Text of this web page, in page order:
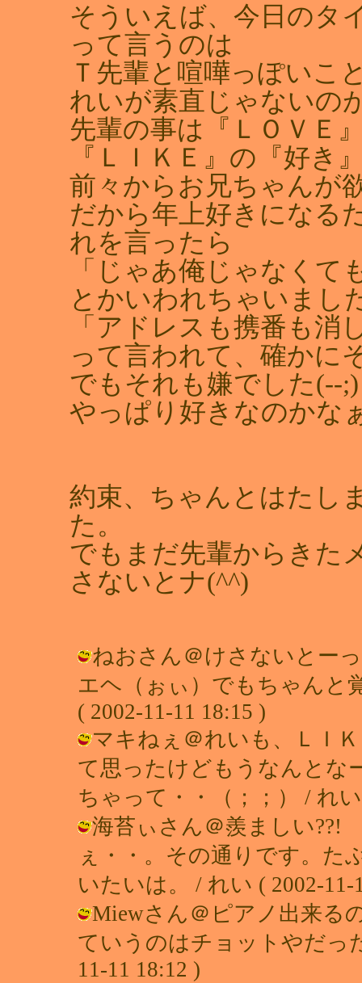
そういえば、今日のタ
って言うのは
Ｔ先輩と喧嘩っぽいこ
れいが素直じゃないの
先輩の事は『ＬＯＶＥ
『ＬＩＫＥ』の『好き
前々からお兄ちゃんが
だから年上好きになる
れを言ったら
「じゃあ俺じゃなくて
とかいわれちゃいまし
「アドレスも携番も消
って言われて、確かに
でもそれも嫌でした(‐‐;)
やっぱり好きなのかな
約束、ちゃんとはたし
た。
でもまだ先輩からきた
さないとナ(^^)
ねおさん＠けさないとー
エヘ（ぉぃ）でもちゃんと
( 2002-11-11 18:15 )
マキねぇ＠れいも、ＬＩ
て思ったけどもうなんとな
ちゃって・・（；；） / れ
海苔ぃさん＠羨ましい
ぇ・・。その通りです。た
いたいは。 / れい ( 2002-11-
Miewさん＠ピアノ出来る
ていうのはチョットやだっ
11-11 18:12 )